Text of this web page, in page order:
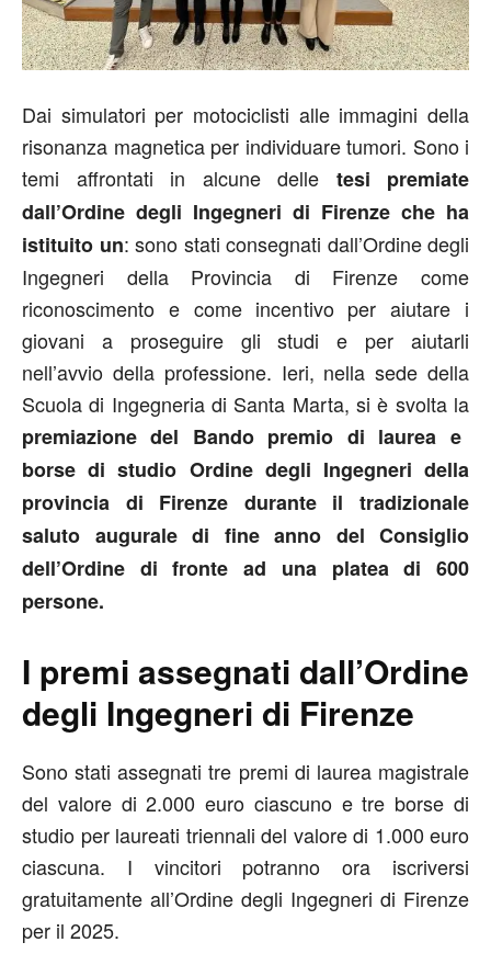
Dai simulatori per motociclisti alle immagini della
risonanza magnetica per individuare tumori. Sono i
temi affrontati in alcune delle tesi premiate
dall’Ordine degli Ingegneri di Firenze che ha
istituito un: sono stati consegnati dall’Ordine degli
Ingegneri della Provincia di Firenze come
riconoscimento e come incentivo per aiutare i
giovani a proseguire gli studi e per aiutarli
nell’avvio della professione. Ieri, nella sede della
Scuola di Ingegneria di Santa Marta, si è svolta la
premiazione del Bando premio di laurea e
borse di studio Ordine degli Ingegneri della
provincia di Firenze durante il tradizionale
saluto augurale di fine anno del Consiglio
dell’Ordine di fronte ad una platea di 600
persone.
I premi assegnati dall’Ordine
degli Ingegneri di Firenze
Sono stati assegnati tre premi di laurea magistrale
del valore di 2.000 euro ciascuno e tre borse di
studio per laureati triennali del valore di 1.000 euro
ciascuna. I vincitori potranno ora iscriversi
gratuitamente all’Ordine degli Ingegneri di Firenze
per il 2025.